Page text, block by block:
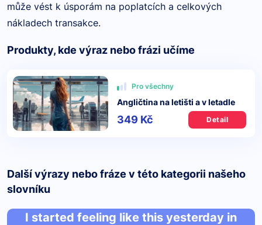
může vést k úsporám na poplatcích a celkových
nákladech transakce.
Produkty, kde výraz nebo frázi učíme
Pro všechny
Angličtina na letišti a v letadle
349 Kč Detail
Další výrazy nebo fráze v této kategorii našeho
slovníku
I started feeling like this yesterday in